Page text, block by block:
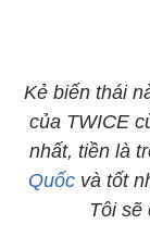
Kẻ biến thái
của TWICE
nhất, tiền là
Quốc và tốt
Tôi sẽ